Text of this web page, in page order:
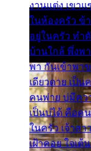
งานแต่ง เขา
ในห้องครัว ข้า
อยู่ในครัว ทำ
บ้านใกล้ พึ่งพา
พา กันเข้าพา
เดียวดาย เป็น
คนพ่าย บ่มีควา
เป็นบ่ได้ คือค
ในครัว เจ้าสา
เฝ้าคอย ใจเต้